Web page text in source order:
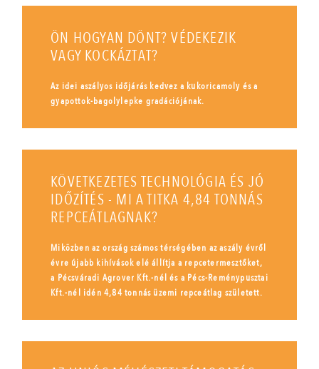
ÖN HOGYAN DÖNT? VÉDEKEZIK
VAGY KOCKÁZTAT?
Az idei aszályos időjárás kedvez a kukoricamoly és a
gyapottok-bagolylepke gradációjának.
KÖVETKEZETES TECHNOLÓGIA ÉS JÓ
IDŐZÍTÉS - MI A TITKA 4,84 TONNÁS
REPCEÁTLAGNAK?
Miközben az ország számos térségében az aszály évről
évre újabb kihívások elé állítja a repcetermesztőket,
a Pécsváradi Agrover Kft.-nél és a Pécs-Reménypusztai
Kft.-nél idén 4,84 tonnás üzemi repceátlag született.